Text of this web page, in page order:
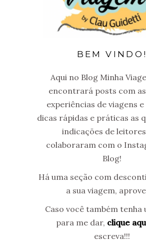
BEM VINDO!
Aqui no Blog Minha
encontrará posts com
experiências de viagens
dicas rápidas e práticas as
indicações de
colaboraram com o
Blog!
Há uma seção com
a sua viagem,
Caso você também tenha
para me dar, clique
escreva!!!